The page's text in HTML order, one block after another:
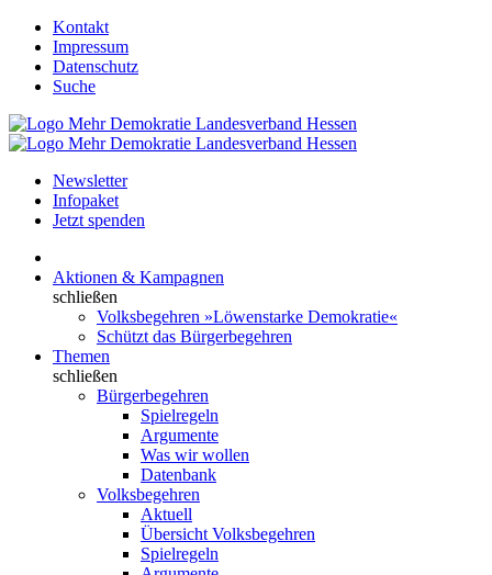
Kontakt
Impressum
Datenschutz
Suche
Newsletter
Infopaket
Jetzt spenden
Aktionen & Kampagnen
schließen
Volksbegehren »Löwenstarke Demokratie«
Schützt das Bürgerbegehren
Themen
schließen
Bürgerbegehren
Spielregeln
Argumente
Was wir wollen
Datenbank
Volksbegehren
Aktuell
Übersicht Volksbegehren
Spielregeln